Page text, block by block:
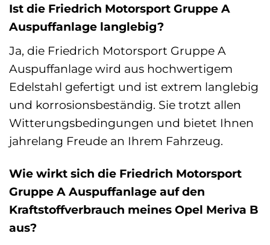
Ist die Friedrich Motorsport Gruppe A
Auspuffanlage langlebig?
Ja, die Friedrich Motorsport Gruppe A
Auspuffanlage wird aus hochwertigem
Edelstahl gefertigt und ist extrem langlebig
und korrosionsbeständig. Sie trotzt allen
Witterungsbedingungen und bietet Ihnen
jahrelang Freude an Ihrem Fahrzeug.
Wie wirkt sich die Friedrich Motorsport
Gruppe A Auspuffanlage auf den
Kraftstoffverbrauch meines Opel Meriva B
aus?